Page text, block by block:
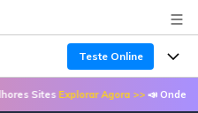
Teste Online
SitesExplorar Agora >> 📣 Onde